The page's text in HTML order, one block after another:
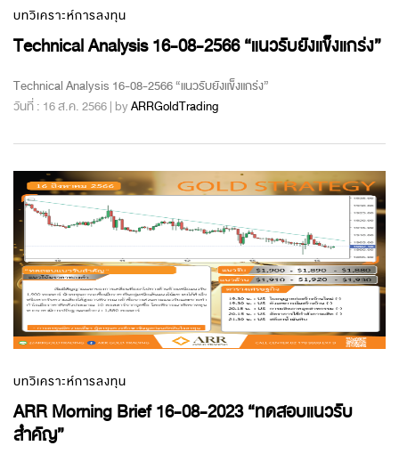
บทวิเคราะห์การลงทุน
Technical Analysis 16-08-2566 “แนวรับยังแข็งแกร่ง”
Technical Analysis 16-08-2566 “แนวรับยังแข็งแกร่ง”
วันที่ : 16 ส.ค. 2566 | byARRGoldTrading
บทวิเคราะห์การลงทุน
ARR Morning Brief 16-08-2023 “ทดสอบแนวรับ
สำคัญ”